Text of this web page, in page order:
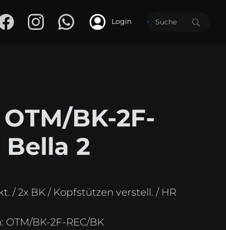
Login
BK-2F-
Bella 2
/ 2x BK / Kopfstützen verstell. / HR
OTM/BK-2F-REC/BK